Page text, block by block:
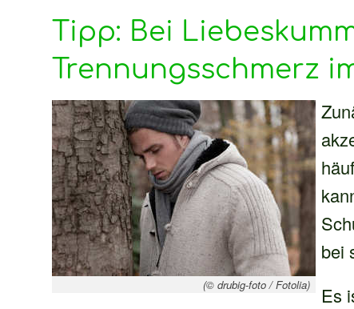
Tipp: Bei
Trennungsschmerz
(© drubig-foto / Fotolia)
bei
Es